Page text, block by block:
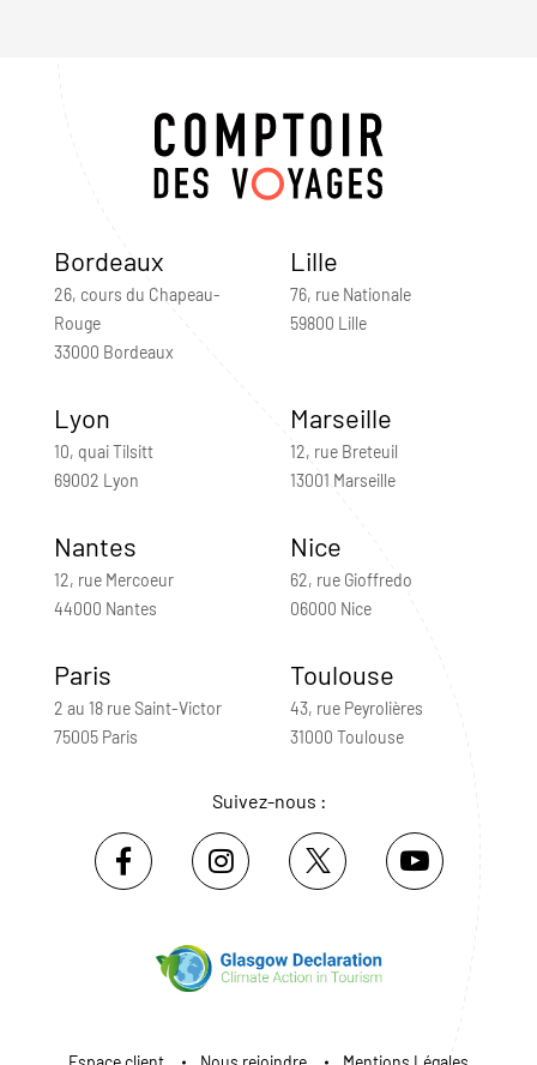
Bordeaux
26, cours du Chapeau-
Rouge
33000 Bordeaux
Lille
76, rue Nationale
59800 Lille
Lyon
10, quai Tilsitt
69002 Lyon
Marseille
12, rue Breteuil
13001 Marseille
Nantes
12, rue Mercoeur
44000 Nantes
Nice
62, rue Gioffredo
06000 Nice
Paris
2 au 18 rue Saint-Victor
75005 Paris
Toulouse
43, rue Peyrolières
31000 Toulouse
Suivez-nous :